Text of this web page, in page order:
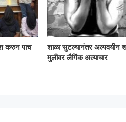
करुन पाच
शाळा सुटल्यानंतर अल्पवयीन
मुलीवर लैगिंक अत्याचार